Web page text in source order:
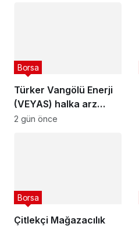
Türker Vangölü Enerji
(VEYAS) halka arz
tarihleri açıklandı
Borsa
2 gün önce
Çitlekçi Mağazacılık
Borsa